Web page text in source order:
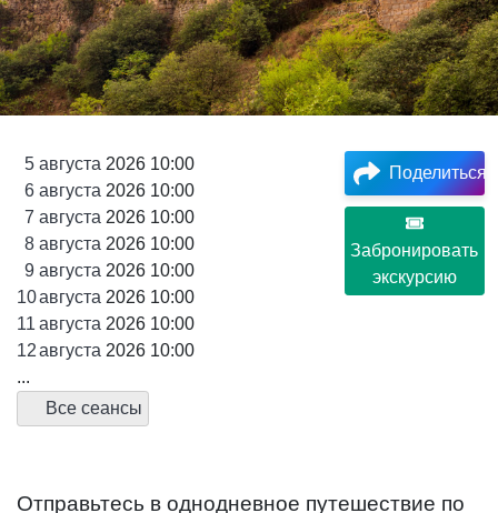
5 августа 2026 10:00
6 августа 2026 10:00
7 августа 2026 10:00
8 августа 2026 10:00
9 августа 2026 10:00
10августа 2026 10:00
11 августа 2026 10:00
12августа 2026 10:00
...
Все сеансы
Поделиться
Забронировать
экскурсию
Отправьтесь в однодневное путешествие по